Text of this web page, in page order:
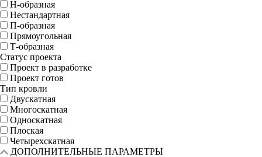
Н-образная
Нестандартная
П-образная
Прямоугольная
Т-образная
Статус проекта
Проект в разработке
Проект готов
Тип кровли
Двускатная
Многоскатная
Односкатная
Плоская
Четырехскатная
ДОПОЛНИТЕЛЬНЫЕ ПАРАМЕТРЫ